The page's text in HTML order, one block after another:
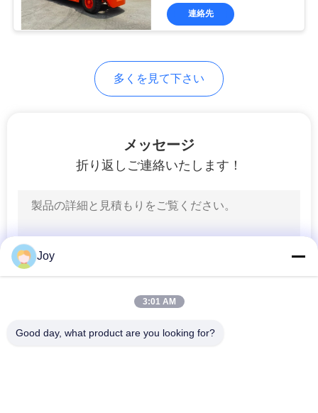
力
連絡先
多くを見て下さい
メッセージ
折り返しご連絡いたします！
Joy
3:01 AM
Good day, what product are you looking for?